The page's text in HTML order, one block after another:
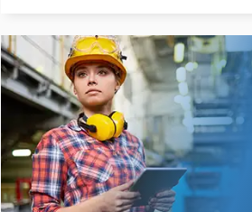
Cnc Morbidelli
Cnc Morbidelli Author 504